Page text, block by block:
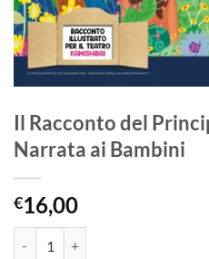
Il Racconto del
Narrata ai Bambini
€16,00